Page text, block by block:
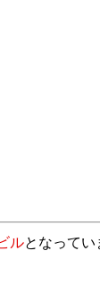
ルとなってい